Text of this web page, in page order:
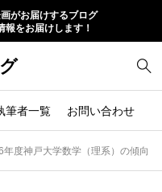
がお届けするブログ
をお届けします！
筆者一覧 お問い合わせ
年度神戸大学数学（理系）の傾向